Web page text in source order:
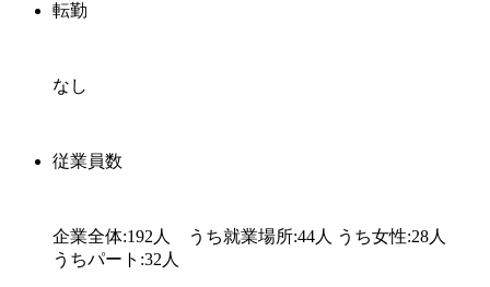
転勤
なし
従業員数
企業全体:192人 うち就業場所:44人 うち女性:28人
うちパート:32人